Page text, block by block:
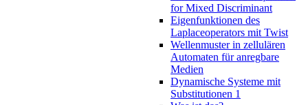
for Mixed Discriminant
Eigenfunktionen des
Laplaceoperators mit Twist
Wellenmuster in zellulären
Automaten für anregbare
Medien
Dynamische Systeme mit
Substitutionen 1